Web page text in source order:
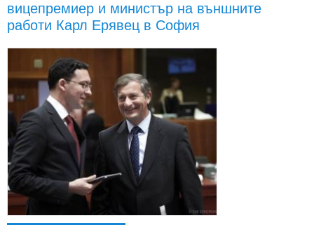
вицепремиер и министър на външните
работи Карл Ерявец в София